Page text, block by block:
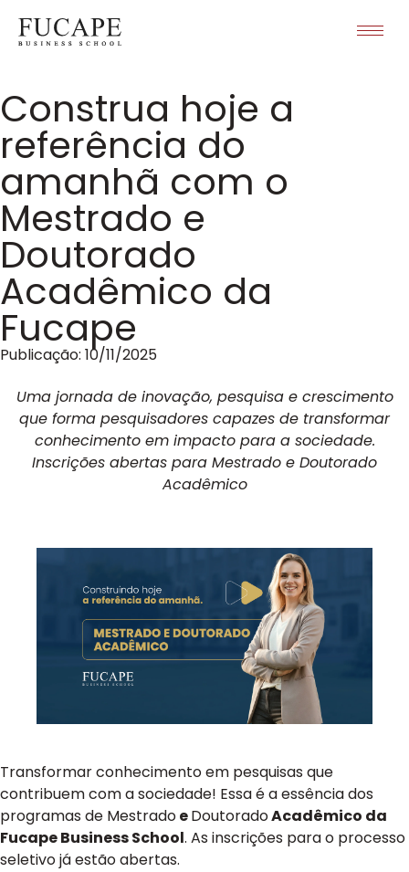
Construa hoje a
referência do
amanhã com o
Mestrado e
Doutorado
Acadêmico da
Fucape
Publicação: 10/11/2025
Uma jornada de inovação, pesquisa e crescimento
que forma pesquisadores capazes de transformar
conhecimento em impacto para a sociedade.
Inscrições abertas para Mestrado e Doutorado
Acadêmico
Transformar conhecimento em pesquisas que
contribuem com a sociedade! Essa é a essência dos
programas de MestradoeDoutoradoAcadêmico da
Fucape Business School. As inscrições para o processo
seletivo já estão abertas.